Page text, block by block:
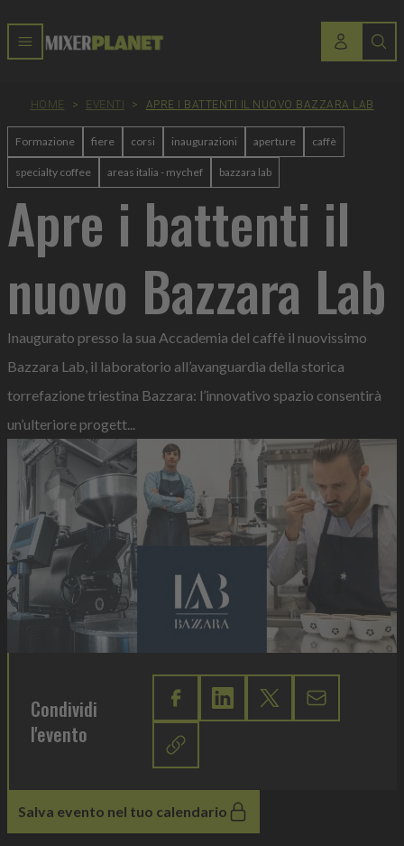
HOME > EVENTI > APRE I BATTENTI IL NUOVO BAZZARA LAB
Formazione fiere corsi inaugurazioni aperture caffè
specialty coffee areas italia - mychef bazzara lab
Apre i battenti il
nuovo Bazzara Lab
Inaugurato presso la sua Accademia del caffè il nuovissimo
Bazzara Lab, il laboratorio all’avanguardia della storica
torrefazione triestina Bazzara: l’innovativo spazio consentirà
un’ulteriore progett...
Condividi
l'evento
Salva evento nel tuo calendario